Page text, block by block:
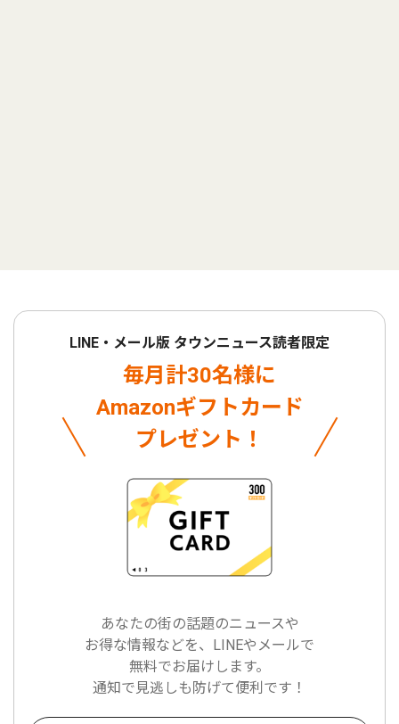
LINE・メール版 タウンニュース読者限定
毎月計30名様に
Amazonギフトカード
プレゼント！
あなたの街の話題のニュースや
お得な情報などを、LINEやメールで
無料でお届けします。
通知で見逃しも防げて便利です！